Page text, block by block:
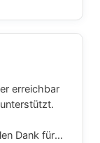
erreichbar
Dank für